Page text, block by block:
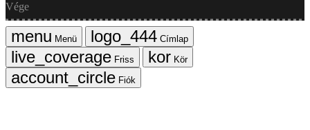
Vége
Menü
Címlap
Friss
Kör
Fiók